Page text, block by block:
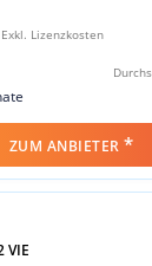
Exkl. Lizenzkosten
ZUM ANBIETER *
VIE